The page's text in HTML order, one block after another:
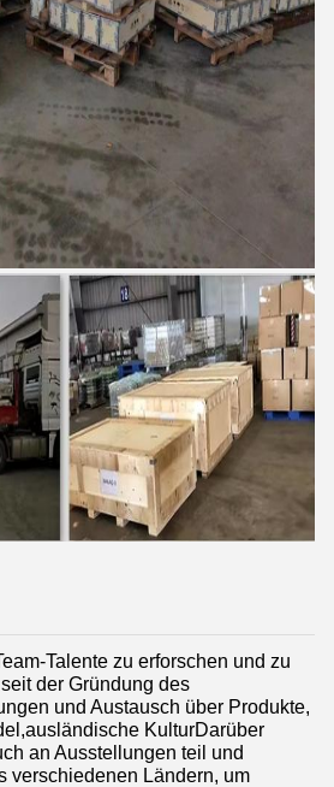
Talente zu erforschen und zu
der Gründung des
und Austausch über Produkte,
KulturDarüber
an Ausstellungen teil und
verschiedenen Ländern, um